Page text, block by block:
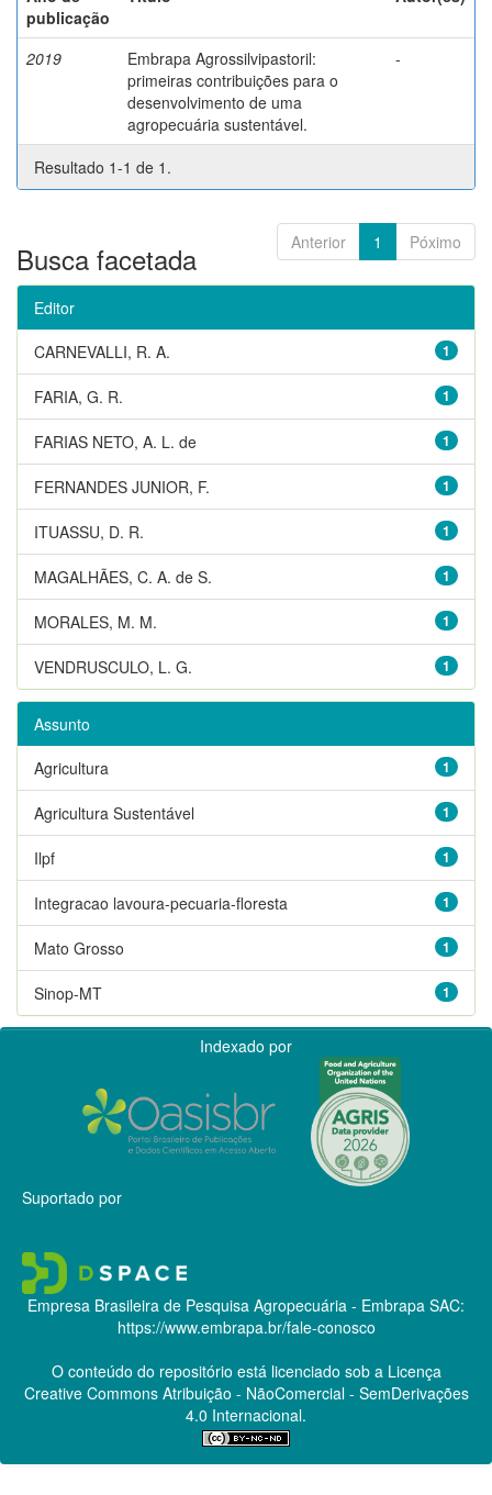
publicação
2019
Embrapa Agrossilvipastoril:
primeiras contribuições para o
desenvolvimento de uma
agropecuária sustentável.
-
Resultado 1-1 de 1.
Anterior 1 Póximo
Busca facetada
Editor
1
CARNEVALLI, R. A.
1
FARIA, G. R.
1
FARIAS NETO, A. L. de
1
FERNANDES JUNIOR, F.
1
ITUASSU, D. R.
1
MAGALHÃES, C. A. de S.
1
MORALES, M. M.
1
VENDRUSCULO, L. G.
Assunto
1
Agricultura
1
Agricultura Sustentável
1
Ilpf
1
Integracao lavoura-pecuaria-floresta
1
Mato Grosso
1
Sinop-MT
Indexado por
Suportado por
Empresa Brasileira de Pesquisa Agropecuária - Embrapa SAC:
https://www.embrapa.br/fale-conosco
O conteúdo do repositório está licenciado sob a Licença
Creative CommonsAtribuição - NãoComercial - SemDerivações
4.0 Internacional.